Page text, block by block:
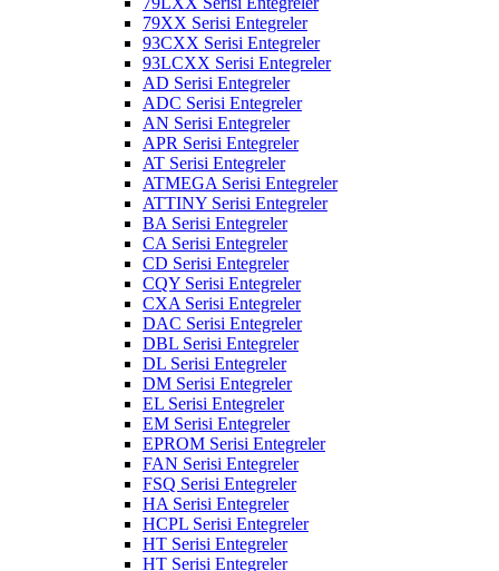
79XX Serisi Entegreler
93CXX Serisi Entegreler
93LCXX Serisi Entegreler
AD Serisi Entegreler
ADC Serisi Entegreler
AN Serisi Entegreler
APR Serisi Entegreler
AT Serisi Entegreler
ATMEGA Serisi Entegreler
ATTINY Serisi Entegreler
BA Serisi Entegreler
CA Serisi Entegreler
CD Serisi Entegreler
CQY Serisi Entegreler
CXA Serisi Entegreler
DAC Serisi Entegreler
DBL Serisi Entegreler
DL Serisi Entegreler
DM Serisi Entegreler
EL Serisi Entegreler
EM Serisi Entegreler
EPROM Serisi Entegreler
FAN Serisi Entegreler
FSQ Serisi Entegreler
HA Serisi Entegreler
HCPL Serisi Entegreler
HT Serisi Entegreler
HT Serisi Entegreler